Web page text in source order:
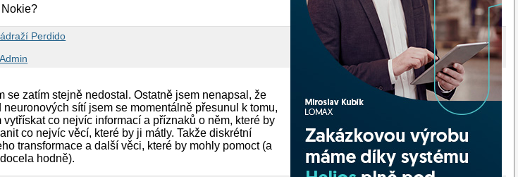
Perdido
Admin
se zatím stejně nedostal. Ostatně jsem nenapsal, že
sítí jsem se momentálně přesunul k tomu,
co nejvíc informací a příznaků o něm, které by
co nejvíc věcí, které by ji mátly. Takže diskrétní
transformace a další věci, které by mohly pomoct (a
hodně).